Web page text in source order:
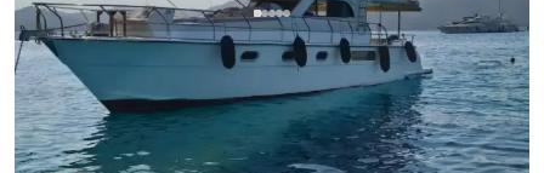
Gocek, Muğla Nieuwe boot
Luxe motorjacht Göcek, 8 pers. Beleef de zee!
Met kapitein
Motorjacht
Zeilen 8 Pers. · 2 Hut · 13.00m